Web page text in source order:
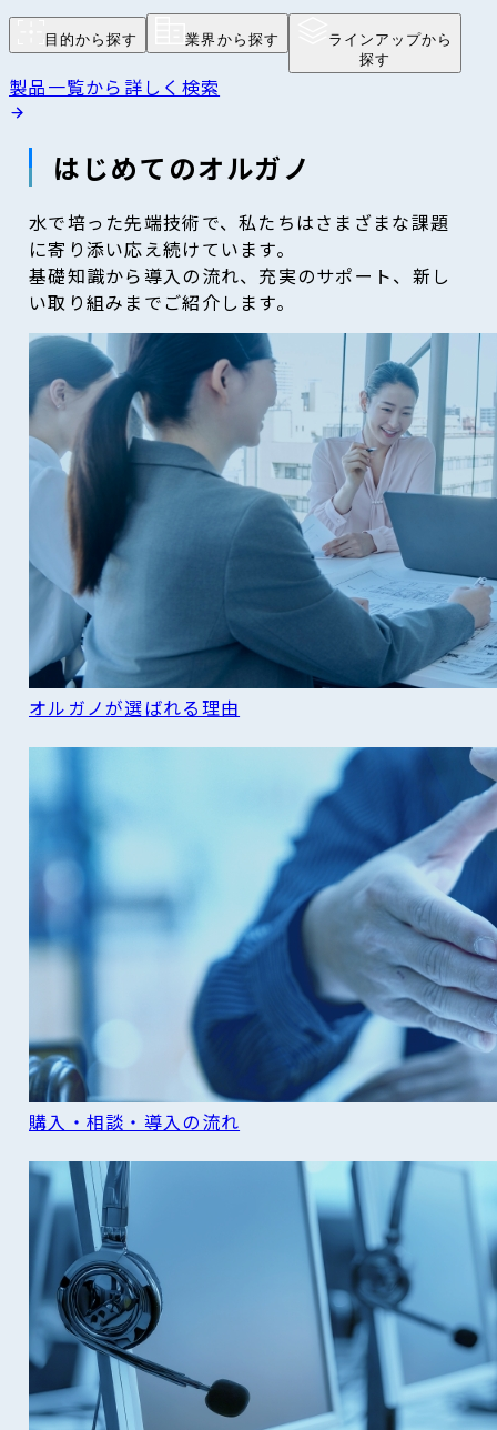
目的から探す 業界から探す
ラインアップから
探す
製品一覧から詳しく検索
はじめてのオルガノ
水で培った先端技術で、私たちはさまざまな課題
に寄り添い応え続けています。
基礎知識から導入の流れ、充実のサポート、新し
い取り組みまでご紹介します。
オルガノが選ばれる理由
購入・相談・導入の流れ